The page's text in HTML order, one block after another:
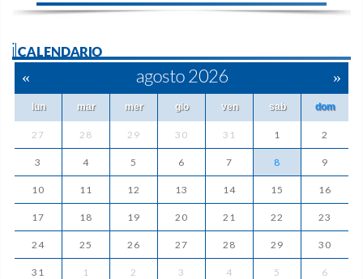
ilCALENDARIO
« agosto 2026 »
lun mar mer gio ven sab dom
27 28 29 30 31 1 2
3 4 5 6 7 8 9
10 11 12 13 14 15 16
17 18 19 20 21 22 23
24 25 26 27 28 29 30
31 1 2 3 4 5 6